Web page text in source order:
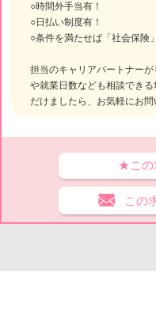
○時間外手当有！
○日払い制度有！
○条件を満たせば「社会保険
担当のキャリアパートナー
や就業日数なども相談でき
だけましたら、お気軽にお問
★この
この